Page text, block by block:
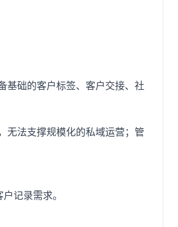
基础的客户标签、客户交接、社
无法支撑规模化的私域运营；管
记录需求。